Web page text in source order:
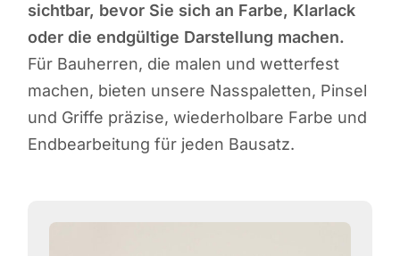
sichtbar, bevor Sie sich an Farbe, Klarlack
oder die endgültige Darstellung machen.
Für Bauherren, die malen und wetterfest
machen, bieten unsere Nasspaletten, Pinsel
und Griffe präzise, wiederholbare Farbe und
Endbearbeitung für jeden Bausatz.